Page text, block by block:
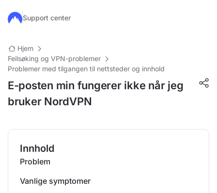
Hopp til hovedinnhold
Support center
Hjem
Feilsøking og VPN-problemer
Problemer med tilgangen til nettsteder og innhold
E-posten min fungerer ikke når jeg
bruker NordVPN
Innhold
Problem
Vanlige symptomer